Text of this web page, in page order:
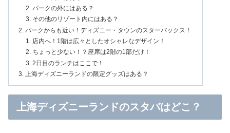
パークの外にはある？
その他のリゾート内にはある？
パークからも近い！ディズニー・タウンのスターバックス！
店内へ！1階は広々としたオシャレなデザイン！
ちょっと少ない！？座席は2階の1部だけ！
2日目のランチはここで！
上海ディズニーランドの限定グッズはある？
上海ディズニーランドのスタバはどこ？